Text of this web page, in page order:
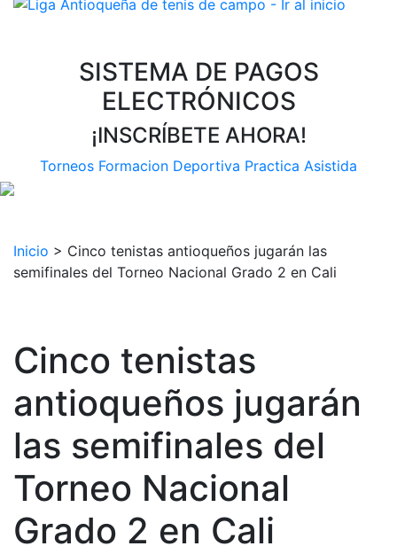
SISTEMA DE PAGOS
ELECTRÓNICOS
¡INSCRÍBETE AHORA!
Torneos Formacion Deportiva Practica Asistida
Inicio > Cinco tenistas antioqueños jugarán las
semifinales del Torneo Nacional Grado 2 en Cali
Cinco tenistas
antioqueños jugarán
las semifinales del
Torneo Nacional
Grado 2 en Cali